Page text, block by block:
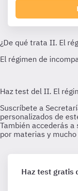
Haz test gratis